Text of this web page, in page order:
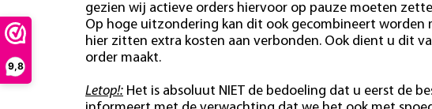
9,8
gezien wij actieve orders hiervoor op pauze moeten
Op hoge uitzondering kan dit ook gecombineert
hier zitten extra kosten aan verbonden. Ook dient u dit
order maakt.
Letop!: Het is absoluut NIET de bedoeling dat u eerst de